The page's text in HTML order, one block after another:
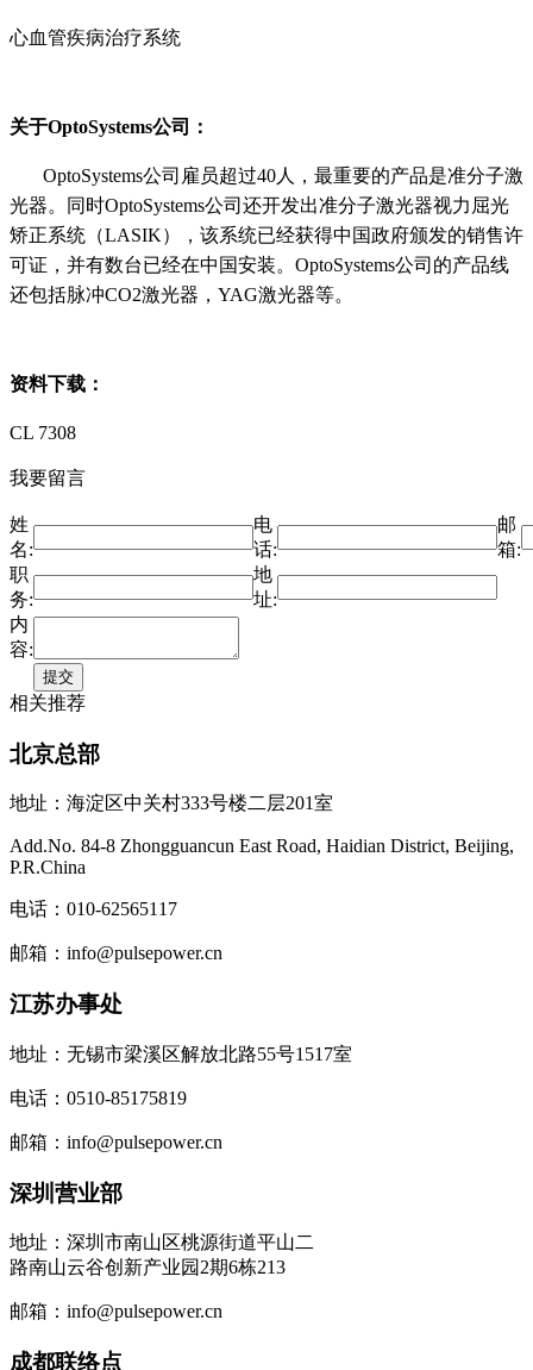
心血管疾病治疗系统
关于OptoSystems公司：
OptoSystems公司雇员超过40人，最重要的产品是准分子激
光器。同时OptoSystems公司还开发出准分子激光器视力屈光
矫正系统（LASIK），该系统已经获得中国政府颁发的销售许
可证，并有数台已经在中国安装。OptoSystems公司的产品线
还包括脉冲CO2激光器，YAG激光器等。
资料下载：
CL 7308
我要留言
姓
名:
电
话:
邮
箱:
职
务:
地
址:
内
容:
相关推荐
北京总部
地址：海淀区中关村333号楼二层201室
Add.No. 84-8 Zhongguancun East Road, Haidian District, Beijing,
P.R.China
电话：010-62565117
邮箱：info@pulsepower.cn
江苏办事处
地址：无锡市梁溪区解放北路55号1517室
电话：0510-85175819
邮箱：info@pulsepower.cn
深圳营业部
地址：深圳市南山区桃源街道平山二
路南山云谷创新产业园2期6栋213
邮箱：info@pulsepower.cn
成都联络点